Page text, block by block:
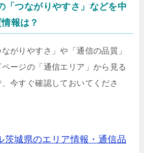
「つながりやすさ」などを中
報は？
がりやすさ」や「通信の品質」
ージの「通信エリア」から見る
今すぐ確認しておいてくださ
茨城県のエリア情報・通信品